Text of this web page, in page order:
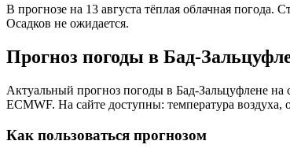
В прогнозе на 13 августа тёплая облачная
Осадков не ожидается.
Прогноз погоды в Бад-
Актуальный прогноз погоды в Бад-Зальцуфлене
ECMWF. На сайте доступны: температура
Как пользоваться прогнозом